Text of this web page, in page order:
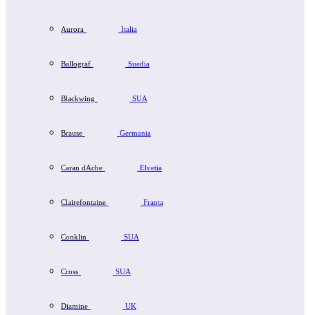
Aurora Italia
Ballograf Suedia
Blackwing SUA
Brause Germania
Caran dAche Elvetia
Clairefontaine Franta
Conklin SUA
Cross SUA
Diamine UK